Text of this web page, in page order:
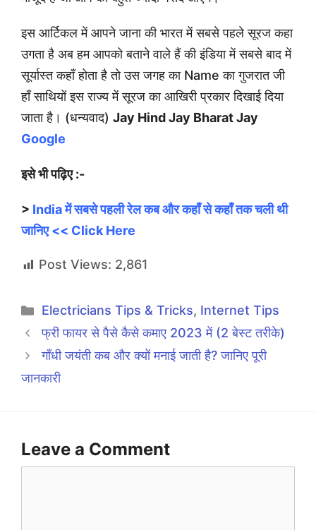
इस आर्टिकल में आपने जाना की भारत में सबसे पहले सूरज कहा
उगता है अब हम आपको बताने वाले हैं की इंडिया में सबसे बाद में
सूर्यास्त कहाँ होता है तो उस जगह का Name का गुजरात जी
हाँ साथियों इस राज्य में सूरज का आखिरी प्रकार दिखाई दिया
जाता है। (धन्यवाद) Jay Hind Jay Bharat Jay
Google
इसे भी पढ़िए :-
> India में सबसे पहली रेल कब और कहाँ से कहाँ तक चली थी
जानिए << Click Here
Post Views: 2,861
Categories
Electricians Tips & Tricks, Internet Tips
फ्री फायर से पैसे कैसे कमाए 2023 में (2 बेस्ट तरीके)
गाँधी जयंती कब और क्यों मनाई जाती है? जानिए पूरी
जानकारी
Leave a Comment